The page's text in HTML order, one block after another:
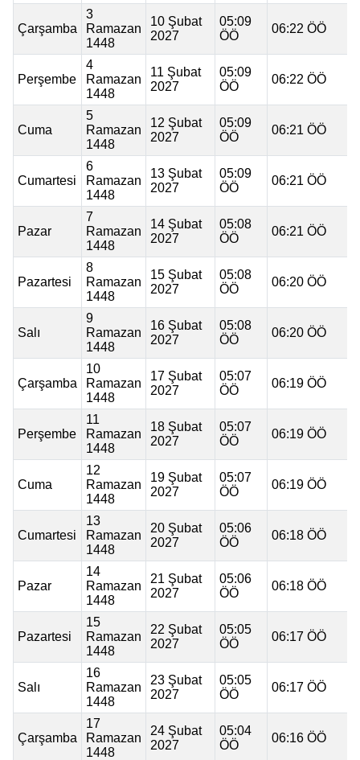
Çarşamba
3
Ramazan
1448
10 Şubat
2027
05:09
ÖÖ
06:22 ÖÖ
Perşembe
4
Ramazan
1448
11 Şubat
2027
05:09
ÖÖ
06:22 ÖÖ
Cuma
5
Ramazan
1448
12 Şubat
2027
05:09
ÖÖ
06:21 ÖÖ
Cumartesi
6
Ramazan
1448
13 Şubat
2027
05:09
ÖÖ
06:21 ÖÖ
Pazar
7
Ramazan
1448
14 Şubat
2027
05:08
ÖÖ
06:21 ÖÖ
Pazartesi
8
Ramazan
1448
15 Şubat
2027
05:08
ÖÖ
06:20 ÖÖ
Salı
9
Ramazan
1448
16 Şubat
2027
05:08
ÖÖ
06:20 ÖÖ
Çarşamba
10
Ramazan
1448
17 Şubat
2027
05:07
ÖÖ
06:19 ÖÖ
Perşembe
11
Ramazan
1448
18 Şubat
2027
05:07
ÖÖ
06:19 ÖÖ
Cuma
12
Ramazan
1448
19 Şubat
2027
05:07
ÖÖ
06:19 ÖÖ
Cumartesi
13
Ramazan
1448
20 Şubat
2027
05:06
ÖÖ
06:18 ÖÖ
Pazar
14
Ramazan
1448
21 Şubat
2027
05:06
ÖÖ
06:18 ÖÖ
Pazartesi
15
Ramazan
1448
22 Şubat
2027
05:05
ÖÖ
06:17 ÖÖ
Salı
16
Ramazan
1448
23 Şubat
2027
05:05
ÖÖ
06:17 ÖÖ
Çarşamba
17
Ramazan
1448
24 Şubat
2027
05:04
ÖÖ
06:16 ÖÖ